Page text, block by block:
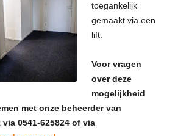
toegankelijk
gemaakt via een
lift.
Voor vragen
over deze
mogelijkheid
met onze beheerder van
0541-625824 of via